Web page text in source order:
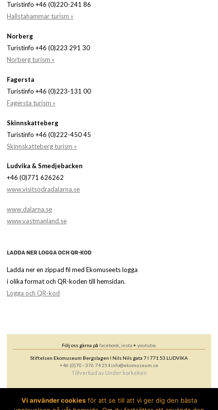
Turistinfo +46 (0)220-241 86
Hallstahammar turism »
Norberg
Turistinfo +46 (0)223 291 30
Norberg turism »
Fagersta
Turistinfo +46 (0)223-131 00
Fagersta turism »
Skinnskatteberg
Turistinfo +46 (0)222-450 45
Skinnskatteberg turism »
Ludvika & Smedjebacken
+46 (0)771 626262
www.visitsodradalarna.se
www.dalarna.se
www.vastmanland.se
LADDA NER LOGGA OCH QR-KOD
Ladda ner en zippad fil med Ekomuseets logga
i olika format och QR-koden till hemsidan.
Logga och QR-kod
Följ oss gärna på facebook insta + youtube.
Stiftelsen Ekomuseum Bergslagen ǀ Nils Nils gata 7 ǀ 771 53 LUDVIKA
+46 (0)70 - 376 74 25 ǀ info@ekomuseum.se
Tillverkad av Under korkeken
Vi använder cookiesför att se till att vi ger dig den bästa